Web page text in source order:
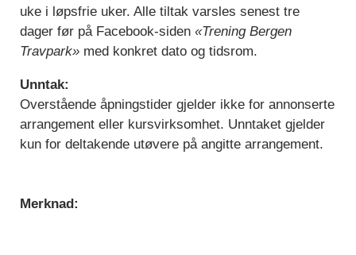
uke i løpsfrie uker. Alle tiltak varsles senest tre
dager før på Facebook-siden «Trening Bergen
Travpark» med konkret dato og tidsrom.
Unntak:
Overstående åpningstider gjelder ikke for annonserte
arrangement eller kursvirksomhet. Unntaket gjelder
kun for deltakende utøvere på angitte arrangement.
Merknad: